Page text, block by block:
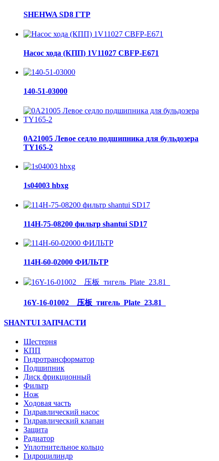
SHEHWA SD8 ГТР
Насос хода (КПП) 1V11027 CBFP-E671
140-51-03000
0A21005 Левое седло подшипника для бульдозера
TY165-2
1s04003 hbxg
114H-75-08200 фильтр shantui SD17
114H-60-02000 ФИЛЬТР
16Y-16-01002__压板_тигель_Plate_23.81_
SHANTUI ЗАПЧАСТИ
Шестерня
КПП
Гидротрансформатор
Подшипник
Диск фрикционный
Фильтр
Нож
Ходовая часть
Гидравлический насос
Гидравлический клапан
Защита
Радиатор
Уплотнительное кольцо
Гидроцилиндр